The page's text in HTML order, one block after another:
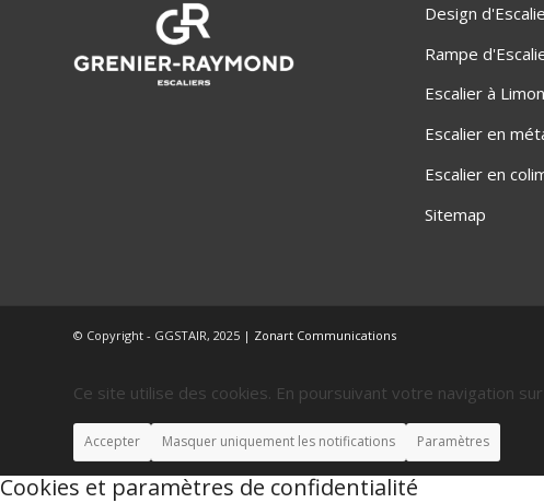
Design
Rampe
Escalier à
Escalier en
Escalier en
Sitemap
© Copyright - GGSTAIR, 2025 | Zonart Communications
Ce site utilise des cookies. En poursuivant votre navigation
Accepter Masquer uniquement les notifications Paramètres
Cookies et paramètres de confidentialité